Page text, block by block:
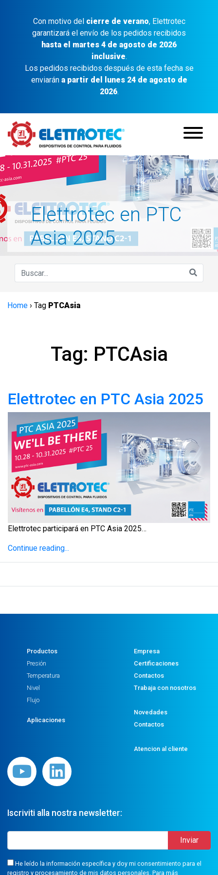
Con motivo del cierre de verano, Elettrotec
garantizará el envío de los pedidos recibidos
hasta el martes 4 de agosto de 2026
inclusive.
Los pedidos recibidos después de esta fecha se
enviarán a partir del lunes 24 de agosto de
2026.
Elettrotec en PTC
Asia 2025
Home › Tag PTCAsia
Tag: PTCAsia
Elettrotec en PTC Asia 2025
Elettrotec participará en PTC Asia 2025…
Continue reading...
Productos
Presión
Temperatura
Nivel
Flujo
Aplicaciones
Empresa
Certificaciones
Contactos
Trabaja con nosotros
Novedades
Contactos
Atencion al cliente
Iscriviti alla nostra newsletter:
He leído la información específica y doy mi consentimiento para el
registro y procesamiento de mis datos personales. Para más